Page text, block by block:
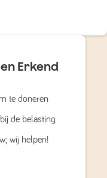
Erkend
te doneren
de belasting
wij helpen!